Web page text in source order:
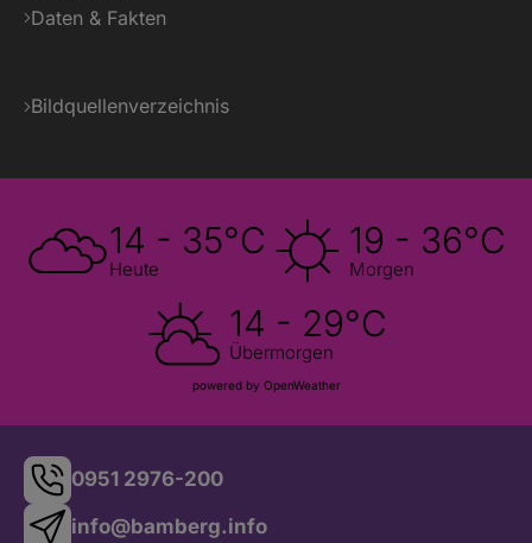
Daten & Fakten
Bildquellenverzeichnis
14 - 35°C
Heute
19 - 36°C
Morgen
14 - 29°C
Übermorgen
powered by OpenWeather
0951 2976-200
info@bamberg.info